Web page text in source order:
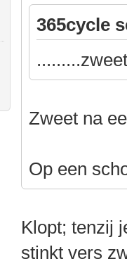
365cycle
Zweet na
Op een
Klopt; tenzij
stinkt vers